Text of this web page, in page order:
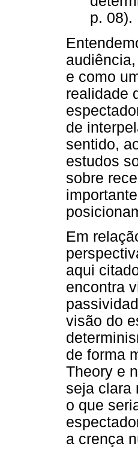
p. 08).
e como
realidade
de
sentido,
estudos
sobre
Em
aqui
encontra
visão do
de forma
Theory e
seja clara
o que
a crença